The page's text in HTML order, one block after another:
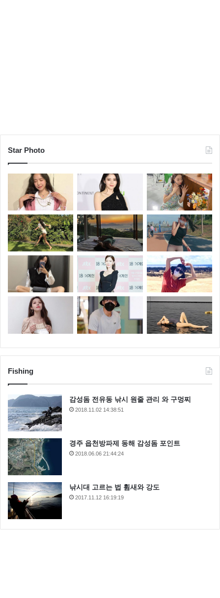
Star Photo
Fishing
감성돔 전유동 낚시 원줄 관리 와 구멍찌
2018.11.02 14:38:51
경주 읍천방파제 동해 감성돔 포인트
2018.06.06 21:44:24
낚시대 고르는 법 휨새와 강도
2017.11.12 16:19:19